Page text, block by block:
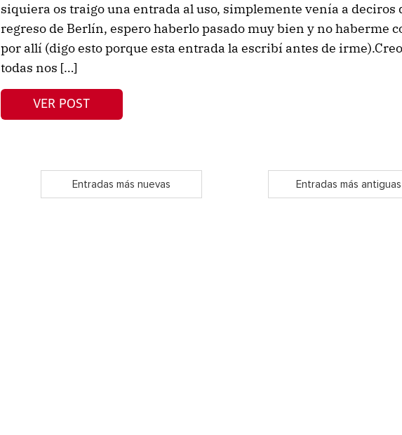
siquiera os traigo una entrada al uso, simplemente venía a deciros
regreso de Berlín, espero haberlo pasado muy bien y no haberme
por allí (digo esto porque esta entrada la escribí antes de
todas nos […]
VER POST
Entradas más nuevas Entradas más antiguas